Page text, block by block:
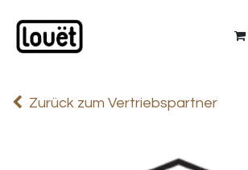
Zurück zum Vertriebspartner